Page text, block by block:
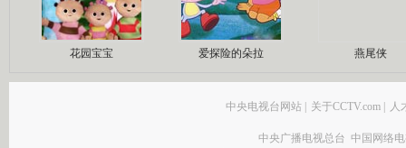
花园宝宝 爱探险的朵拉 燕尾侠
中央电视台网站 | 关于CCTV.com | 人
中央广播电视总台 中国网络